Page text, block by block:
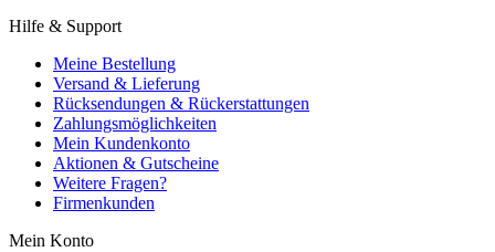
Hilfe & Support
Meine Bestellung
Versand & Lieferung
Rücksendungen & Rückerstattungen
Zahlungsmöglichkeiten
Mein Kundenkonto
Aktionen & Gutscheine
Weitere Fragen?
Firmenkunden
Mein Konto